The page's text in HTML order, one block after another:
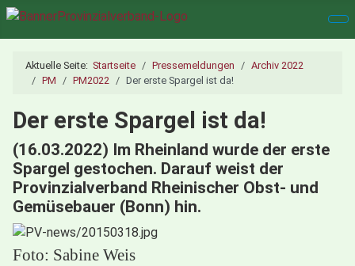
Aktuelle Seite: Startseite Pressemeldungen
Archiv 2022
PM
PM2022 Der erste Spargel ist da!
Der erste Spargel ist da!
(16.03.2022) Im Rheinland wurde der erste
Spargel gestochen. Darauf weist der
Provinzialverband Rheinischer Obst- und
Gemüsebauer (Bonn) hin.
Foto: Sabine Weis